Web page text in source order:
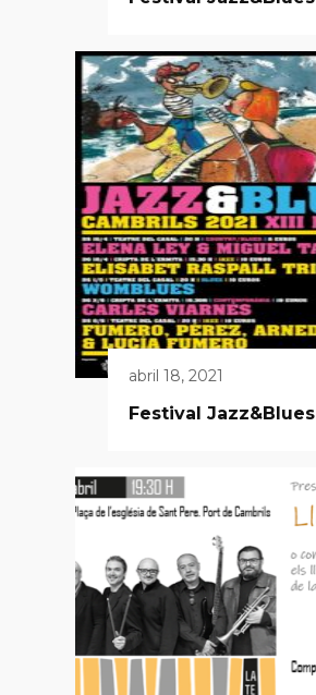
abril 18, 2021
Festival Jazz&Blues